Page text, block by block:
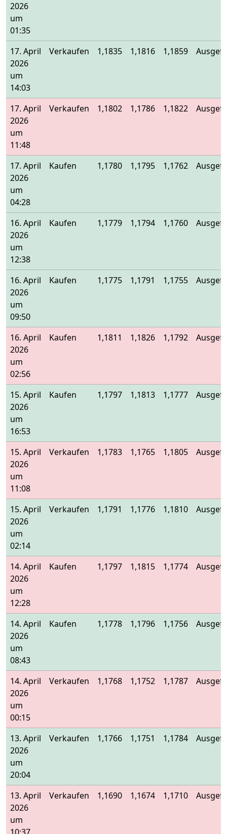
2026
um
01:35
17. April
2026
um
14:03
Verkaufen 1,1835 1,1816 1,1859
17. April
2026
um
11:48
Verkaufen 1,1802 1,1786 1,1822
17. April
2026
um
04:28
Kaufen 1,1780 1,1795 1,1762
16. April
2026
um
12:38
Kaufen 1,1779 1,1794 1,1760
16. April
2026
um
09:50
Kaufen 1,1775 1,1791 1,1755
16. April
2026
um
02:56
Kaufen 1,1811 1,1826 1,1792
15. April
2026
um
16:53
Kaufen 1,1797 1,1813 1,1777
15. April
2026
um
11:08
Verkaufen 1,1783 1,1765 1,1805
15. April
2026
um
02:14
Verkaufen 1,1791 1,1776 1,1810
14. April
2026
um
12:28
Kaufen 1,1797 1,1815 1,1774
14. April
2026
um
08:43
Kaufen 1,1778 1,1796 1,1756
14. April
2026
um
00:15
Verkaufen 1,1768 1,1752 1,1787
13. April
2026
um
20:04
Verkaufen 1,1766 1,1751 1,1784
13. April
2026
um
Verkaufen 1,1690 1,1674 1,1710